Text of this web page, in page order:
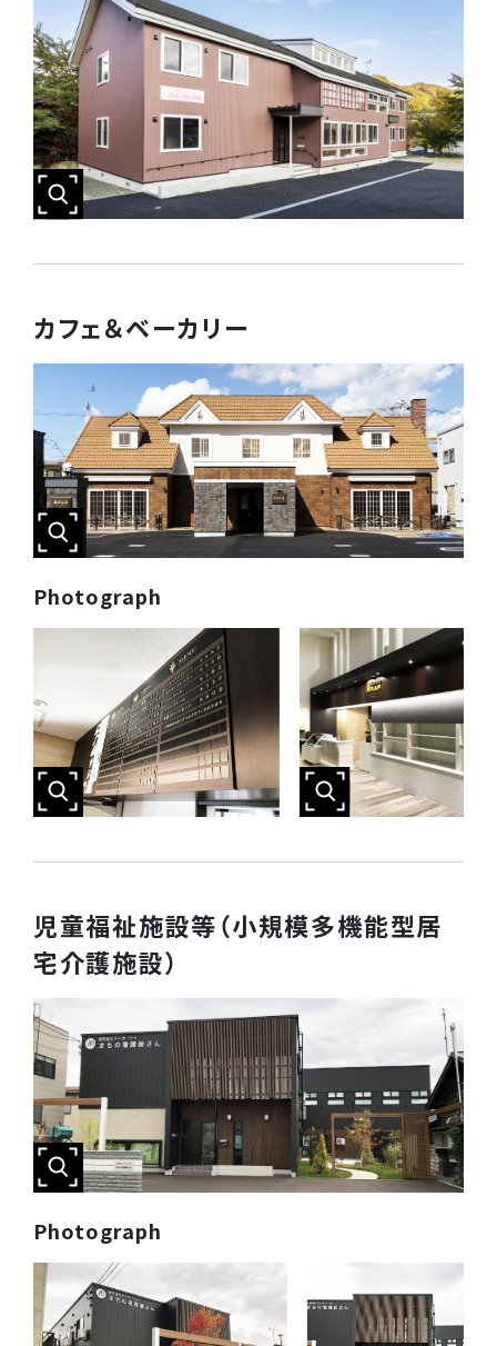
カフェ＆ベーカリー
Photograph
児童福祉施設等（小規模多機能型居
宅介護施設）
Photograph